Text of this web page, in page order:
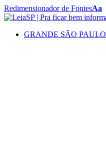
Redimensionador de FontesAa
GRANDE SÃO PAULO